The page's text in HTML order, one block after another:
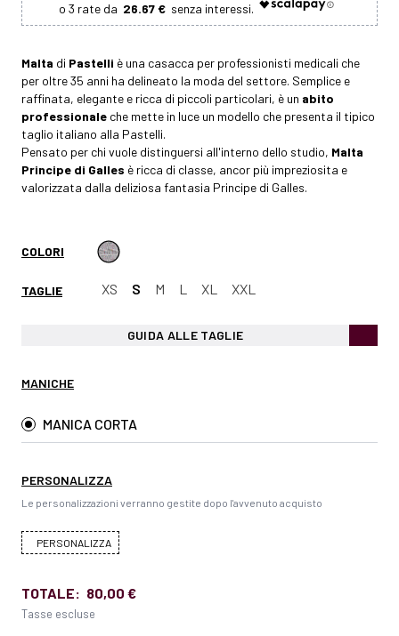
26.67 €
Malta di Pastelli è una casacca per professionisti medicali che
per oltre 35 anni ha delineato la moda del settore. Semplice e
raffinata, elegante e ricca di piccoli particolari, è un abito
professionale che mette in luce un modello che presenta il tipico
taglio italiano alla Pastelli.
Pensato per chi vuole distinguersi all'interno dello studio, Malta
Principe di Galles è ricca di classe, ancor più impreziosita e
valorizzata dalla deliziosa fantasia Principe di Galles.
COLORI
TAGLIE XS S M L XL XXL
GUIDA ALLE TAGLIE
MANICHE
MANICA CORTA
PERSONALIZZA
Le personalizzazioni verranno gestite dopo l'avvenuto acquisto
PERSONALIZZA
TOTALE: 80,00 €
Tasse escluse